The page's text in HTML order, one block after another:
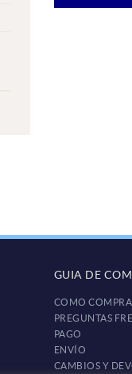
GUIA DE
COMO
PREGUNTAS
PAGO
ENVÍO
CAMBIOS Y